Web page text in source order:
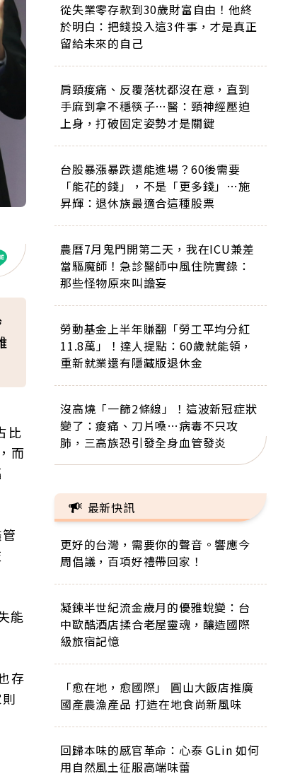
比
而
能
存
從失業零存款到30歲財富自由！他終
於明白：把錢投入這3件事，才是真正
留給未來的自己
肩頸痠痛、反覆落枕都沒在意，直到
手麻到拿不穩筷子…醫：頸神經壓迫
上身，打破固定姿勢才是關鍵
台股暴漲暴跌還能進場？60後需要
「能花的錢」，不是「更多錢」…施
昇輝：退休族最適合這種股票
農曆7月鬼門開第二天，我在ICU兼差
當驅魔師！急診醫師中風住院實錄：
那些怪物原來叫譫妄
勞動基金上半年賺翻「勞工平均分紅
11.8萬」！達人提點：60歲就能領，
重新就業還有隱藏版退休金
沒高燒「一篩2條線」！這波新冠症狀
變了：痠痛、刀片嗓…病毒不只攻
肺，三高族恐引發全身血管發炎
最新快訊
更好的台灣，需要你的聲音。響應今
周倡議，百項好禮帶回家！
凝鍊半世紀流金歲月的優雅蛻變：台
中歐酷酒店揉合老屋靈魂，釀造國際
級旅宿記憶
「愈在地，愈國際」 圓山大飯店推廣
國產農漁產品 打造在地食尚新風味
回歸本味的感官革命：心泰 GLin 如何
用自然風土征服高端味蕾